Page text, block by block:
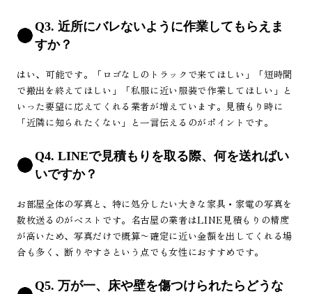
Q3. 近所にバレないように作業してもらえま
すか？
はい、可能です。「ロゴなしのトラックで来てほしい」「短時間
で搬出を終えてほしい」「私服に近い服装で作業してほしい」と
いった要望に応えてくれる業者が増えています。見積もり時に
「近隣に知られたくない」と一言伝えるのがポイントです。
Q4. LINEで見積もりを取る際、何を送ればい
いですか？
お部屋全体の写真と、特に処分したい大きな家具・家電の写真を
数枚送るのがベストです。名古屋の業者はLINE見積もりの精度
が高いため、写真だけで概算〜確定に近い金額を出してくれる場
合も多く、断りやすさという点でも女性におすすめです。
Q5. 万が一、床や壁を傷つけられたらどうな